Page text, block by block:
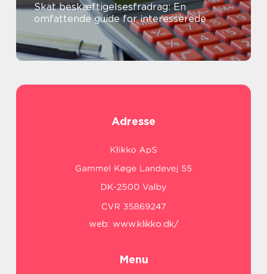
Skat beskæftigelsesfradrag: En
omfattende guide for interesserede
Adresse
web: www.klikko.dk/
Menu